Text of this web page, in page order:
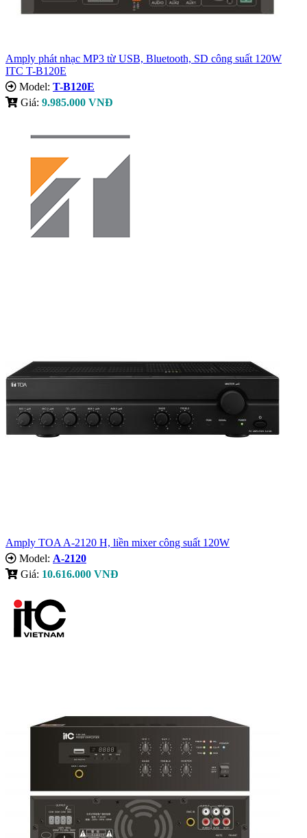
Amply phát nhạc MP3 từ USB, Bluetooth, SD công suất 120W
ITC T-B120E
Model: T-B120E
Giá: 9.985.000 VNĐ
Amply TOA A-2120 H, liền mixer công suất 120W
Model: A-2120
Giá: 10.616.000 VNĐ